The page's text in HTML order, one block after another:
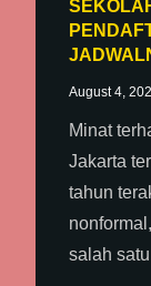
August 4,
Minat
Jakarta
tahun
salah satu